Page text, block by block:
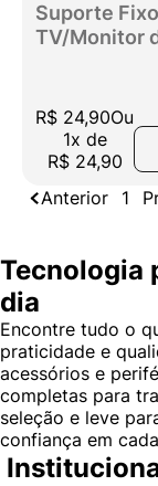
Suporte
TV/Monitor
R$ 24,90Ou
1x de
R$ 24,90
Anterior 1
Tecnologia
dia
Encontre tudo o
praticidade e
acessórios e
completas para
seleção e leve
confiança em